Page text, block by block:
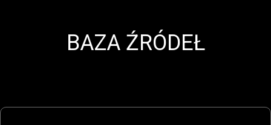
BAZA ŹRÓDEŁ